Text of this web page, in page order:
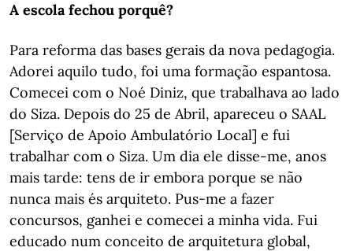
A escola fechou porquê?
Para reforma das bases gerais da nova pedagogia.
Adorei aquilo tudo, foi uma formação espantosa.
Comecei com o Noé Diniz, que trabalhava ao lado
do Siza. Depois do 25 de Abril, apareceu o SAAL
[Serviço de Apoio Ambulatório Local] e fui
trabalhar com o Siza. Um dia ele disse-me, anos
mais tarde: tens de ir embora porque se não
nunca mais és arquiteto. Pus-me a fazer
concursos, ganhei e comecei a minha vida. Fui
educado num conceito de arquitetura global,